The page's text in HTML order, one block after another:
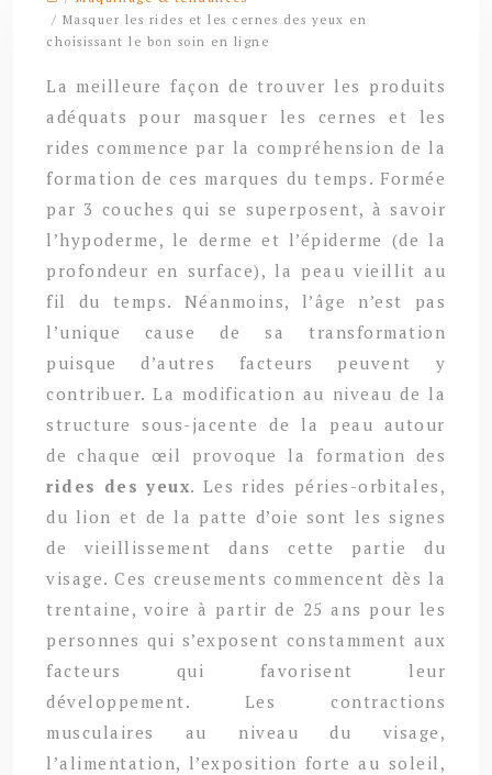
/ Masquer les rides et les cernes des yeux en
choisissant le bon soin en ligne
La meilleure façon de trouver les produits
adéquats pour masquer les cernes et les
rides commence par la compréhension de la
formation de ces marques du temps. Formée
par 3 couches qui se superposent, à savoir
l’hypoderme, le derme et l’épiderme (de la
profondeur en surface), la peau vieillit au
fil du temps. Néanmoins, l’âge n’est pas
l’unique cause de sa transformation
puisque d’autres facteurs peuvent y
contribuer. La modification au niveau de la
structure sous-jacente de la peau autour
de chaque œil provoque la formation des
rides des yeux. Les rides péries-orbitales,
du lion et de la patte d’oie sont les signes
de vieillissement dans cette partie du
visage. Ces creusements commencent dès la
trentaine, voire à partir de 25 ans pour les
personnes qui s’exposent constamment aux
facteurs qui favorisent leur
développement. Les contractions
musculaires au niveau du visage,
l’alimentation, l’exposition forte au soleil,